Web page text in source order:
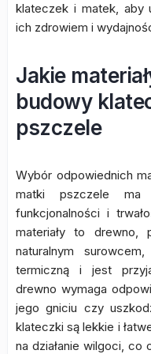
klateczek i matek, aby
ich zdrowiem i
Jakie
budowy
pszczele
Wybór odpowiednich
matki pszczele ma
funkcjonalności i
materiały to drewno,
naturalnym
termiczną i jest
drewno wymaga
jego gniciu czy
klateczki są lekkie i
na działanie wilgoci,